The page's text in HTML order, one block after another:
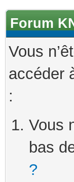
Forum
Vous
accéder
:
Vous
bas
?